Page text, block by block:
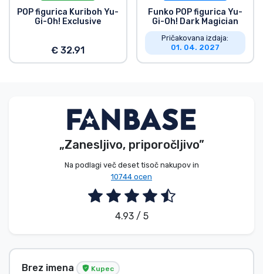
POP figurica Kuriboh Yu-
Gi-Oh! Exclusive
€ 32.91
Funko POP figurica Yu-
Gi-Oh! Dark Magician
Pričakovana izdaja:
01. 04. 2027
„Zanesljivo, priporočljivo”
Na podlagi več deset tisoč nakupov in
10744 ocen
4.93 / 5
Brez imena Kupec